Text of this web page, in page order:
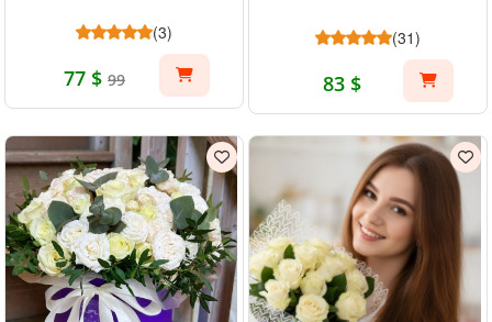
(3)
77 $ 99
(31)
83 $